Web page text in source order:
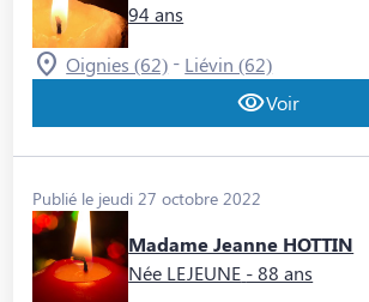
94 ans
Oignies (62) - Liévin (62)
Voir
Publié le jeudi 27 octobre 2022
Madame Jeanne HOTTIN
Née LEJEUNE - 88 ans